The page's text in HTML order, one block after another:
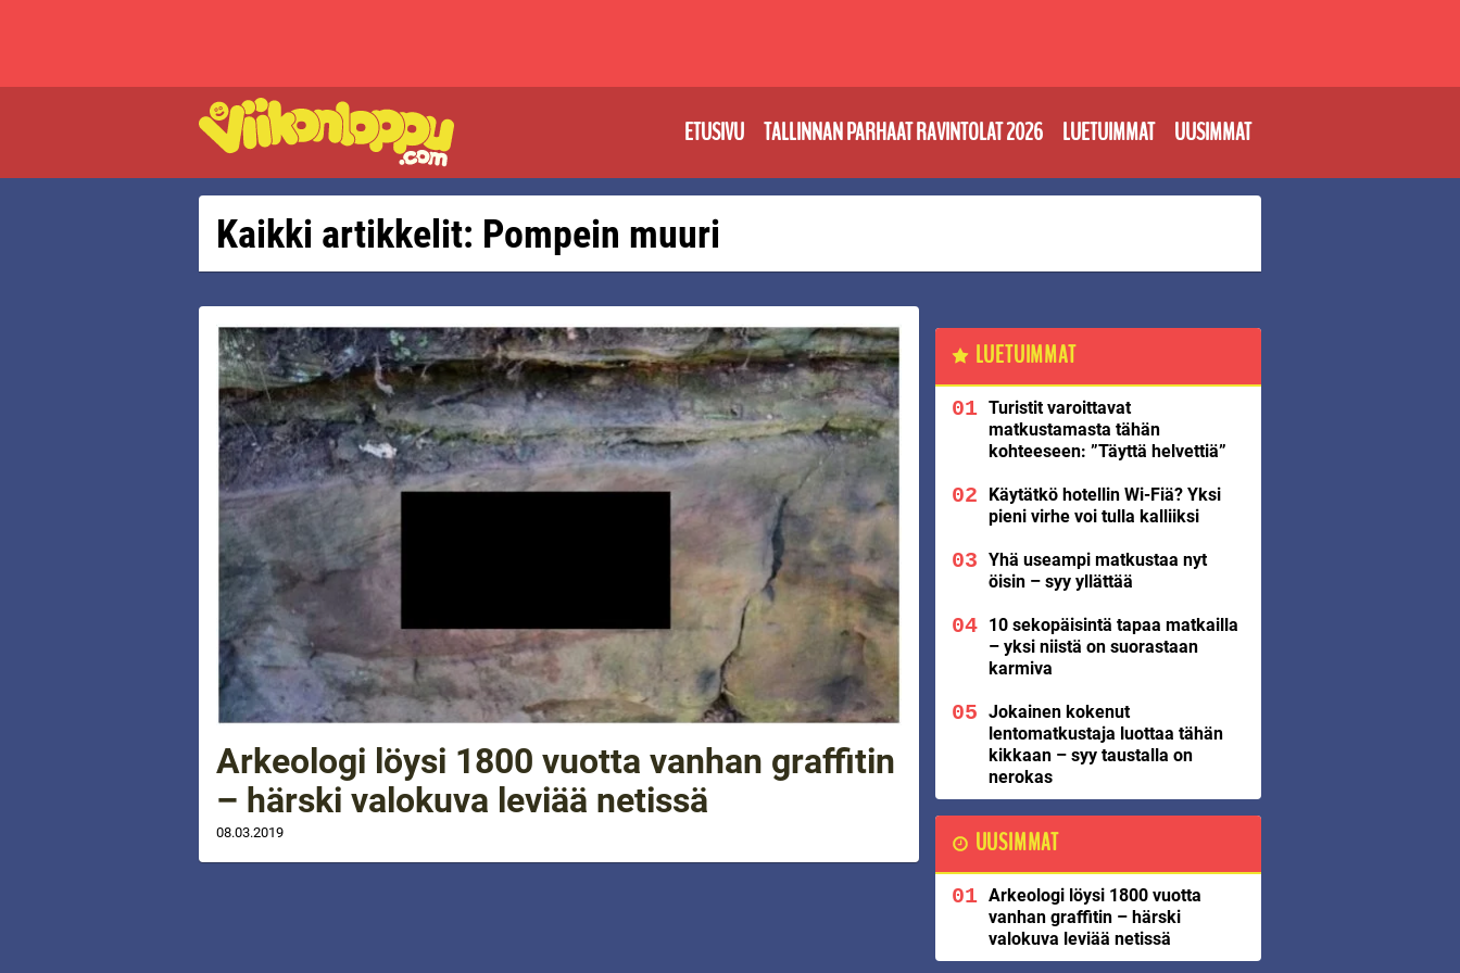
ETUSIVU TALLINNAN PARHAAT RAVINTOLAT 2026 LUETUIMMAT UUSIMMAT
Kaikki artikkelit: Pompein muuri
Arkeologi löysi 1800 vuotta vanhan graffitin
– härski valokuva leviää netissä
08.03.2019
LUETUIMMAT
Turistit varoittavat
matkustamasta tähän
kohteeseen: ”Täyttä helvettiä”
Käytätkö hotellin Wi-Fiä? Yksi
pieni virhe voi tulla kalliiksi
Yhä useampi matkustaa nyt
öisin – syy yllättää
10 sekopäisintä tapaa matkailla
– yksi niistä on suorastaan
karmiva
Jokainen kokenut
lentomatkustaja luottaa tähän
kikkaan – syy taustalla on
nerokas
UUSIMMAT
Arkeologi löysi 1800 vuotta
vanhan graffitin – härski
valokuva leviää netissä